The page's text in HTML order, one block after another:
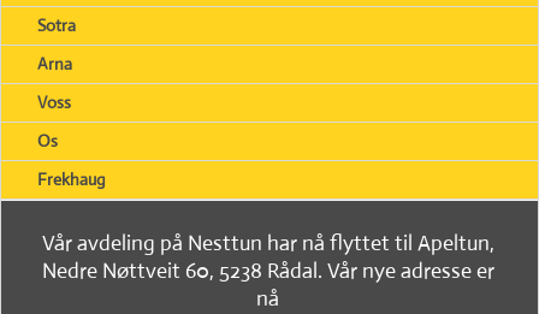
Sotra
Arna
Voss
Os
Frekhaug
Vår avdeling på Nesttun har nå flyttet til Apeltun,
Nedre Nøttveit 60, 5238 Rådal. Vår nye adresse er
nå